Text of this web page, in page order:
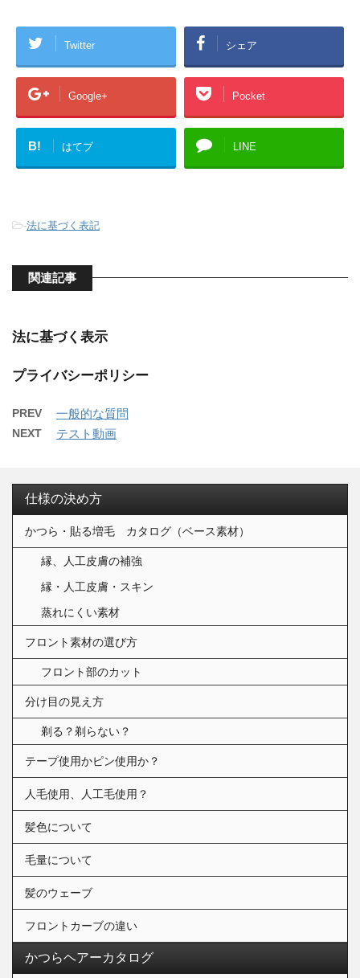
Twitter シェア
Google+ Pocket
B! はてブ LINE
-法に基づく表記
関連記事
法に基づく表示
プライバシーポリシー
PREV 一般的な質問
NEXT テスト動画
仕様の決め方
かつら・貼る増毛 カタログ（ベース素材）
縁、人工皮膚の補強
縁・人工皮膚・スキン
蒸れにくい素材
フロント素材の選び方
フロント部のカット
分け目の見え方
剃る？剃らない？
テープ使用かピン使用か？
人毛使用、人工毛使用？
髪色について
毛量について
髪のウェーブ
フロントカーブの違い
かつらヘアーカタログ